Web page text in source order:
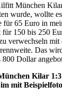
München
wurde, wollte
für 65 Euro in
150 bis 250
verwechseln mit
Das
800 Dollar
Kilar
mit